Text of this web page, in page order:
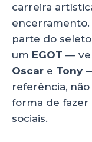
carreira
encerramento.
parte do
um EGOT —
Oscar e Tony
referência,
forma de fazer
sociais.